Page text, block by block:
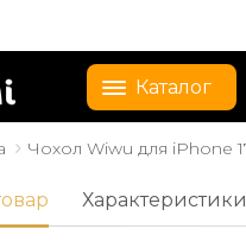
Каталог
Чохол Wiwu для iPhone
Характеристики